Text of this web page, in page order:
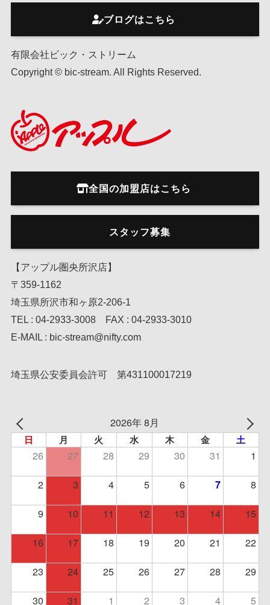
ブログはこちら
有限会社ビック・ストリーム
Copyright © bic-stream. All Rights Reserved.
全国の加盟店はこちら
スタッフ募集
【アップル圏央所沢店】
〒359-1162
埼玉県所沢市和ヶ原2-206-1
TEL : 04-2933-3008 FAX : 04-2933-3010
E-MAIL : bic-stream@nifty.com
埼玉県公安委員会許可 第431100017219
2026年 8月
日 月 火 水 木 金 土
26 27 28 29 30 31
1
2
3 4 5 6 7
8
9
10 11 12 13 14
15
16
17 18 19 20 21
22
23
24 25 26 27 28
29
30
31 1 2 3 4 5